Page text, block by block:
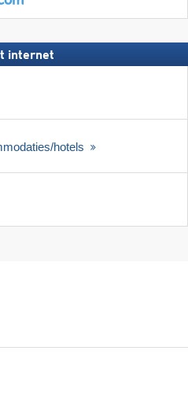
internet
hotels